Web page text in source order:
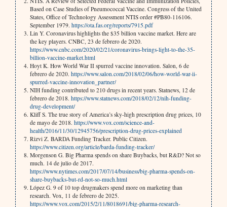
Based on Case Studies of Pneumococcal Vaccine. Congress of the United
States, Office of Technology Assessment NTIS order #PB80-116106.
September 1979. https://ota.fas.org/reports/7915.pdf
Lin Y. Coronavirus highlights the $35 billion vaccine market. Here are
the key players. CNBC, 23 de febrero de 2020.
https://www.cnbc.com/2020/02/21/coronavirus-brings-light-to-the-35-
billion-vaccine-market.html
Hoyt K. How World War II spurred vaccine innovation. Salon, 6 de
febrero de 2020. https://www.salon.com/2018/02/06/how-world-war-ii-
spurred-vaccine-innovation_partner/
NIH funding contributed to 210 drugs in recent years. Statnews, 12 de
febrero de 2018. https://www.statnews.com/2018/02/12/nih-funding-
drug-development/
Kliff S. The true story of America’s sky-high prescription drug prices, 10
de mayo de 2018. https://www.vox.com/science-and-
health/2016/11/30/12945756/prescription-drug-prices-explained
Rizvi Z. BARDA Funding Tracker. Public Citizen.
https://www.citizen.org/article/barda-funding-tracker/
Morgenson G. Big Pharma spends on share Buybacks, but R&D? Not so
much. 14 de julio de 2017.
https://www.nytimes.com/2017/07/14/business/big-pharma-spends-on-
share-buybacks-but-rd-not-so-much.html
López G. 9 of 10 top drugmakers spend more on marketing than
research. Vox, 11 de febrero de 2025.
https://www.vox.com/2015/2/11/8018691/big-pharma-research-